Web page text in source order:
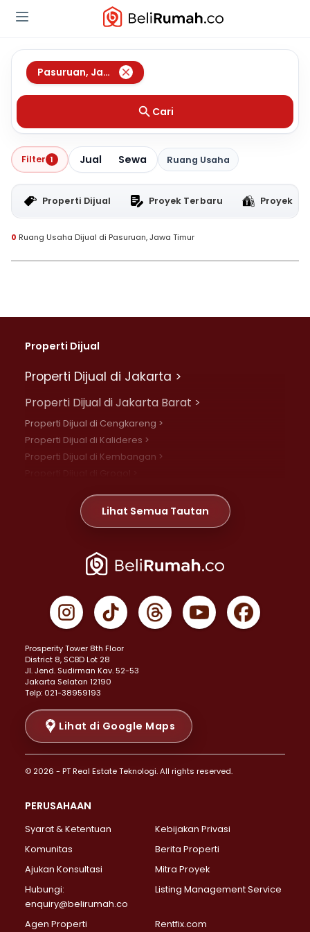
Pasuruan, Jawa Timur
Cari
Filter 1 Jual Sewa Ruang Usaha
Properti Dijual Proyek Terbaru Proyek
0 Ruang Usaha Dijual di Pasuruan, Jawa Timur
Properti Dijual
Properti Dijual di Jakarta >
Properti Dijual di Jakarta Barat >
Properti Dijual di Cengkareng >
Properti Dijual di Kalideres >
Properti Dijual di Kembangan >
Properti Dijual di Meruya >
Properti Dijual di Jelambar >
Properti Dijual di Jakarta Pusat >
Properti Dijual di Gambir >
Properti Dijual di Johar Baru >
Properti Dijual di Menteng >
Properti Dijual di Senen >
Properti Dijual di Tanah Abang >
Properti Dijual di Cikini >
Properti Dijual di Kramat >
Properti Dijual di Pasar Baru >
Properti Dijual di Bendungan Hilir >
Properti Dijual di Jakarta Selatan >
Properti Dijual di Lebak Bulus >
Properti Dijual di Gandaria Selatan >
Properti Dijual di Pondok Labu >
Properti Dijual di Lenteng Agung >
Properti Dijual di Senayan >
Properti Dijual di Pondok Pinang >
Lihat Semua Tautan
Prosperity Tower 8th Floor
District 8, SCBD Lot 28
JI. Jend. Sudirman Kav. 52-53
Jakarta Selatan 12190
Telp: 021-38959193
Lihat di Google Maps
© 2026 - PT Real Estate Teknologi. All rights reserved.
PERUSAHAAN
Syarat & Ketentuan
Kebijakan Privasi
Komunitas
Berita Properti
Ajukan Konsultasi
Mitra Proyek
Hubungi:
enquiry@belirumah.co
Listing Management Service
Agen Properti Rentfix.com